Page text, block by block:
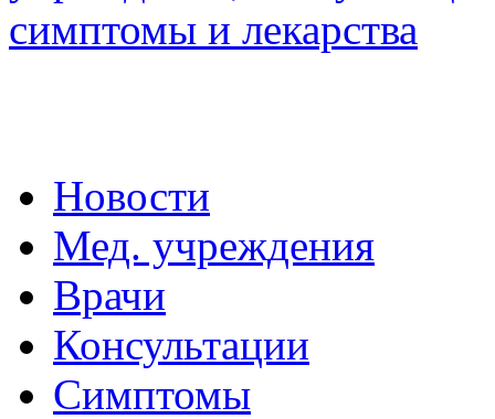
Новости
Мед. учреждения
Врачи
Консультации
Симптомы